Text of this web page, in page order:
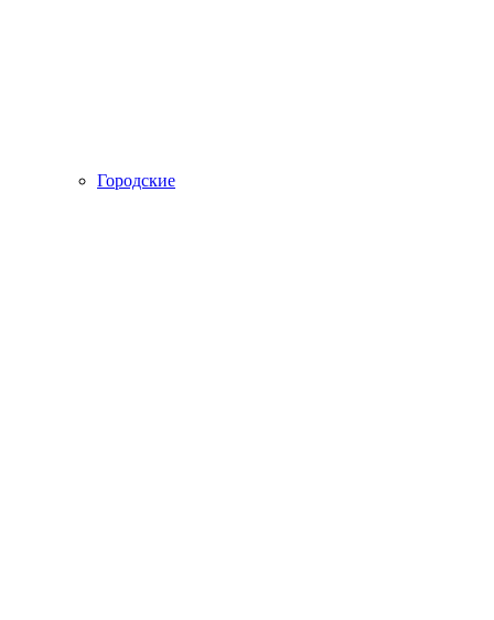
Городские